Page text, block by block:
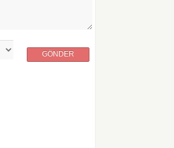
GÖNDER